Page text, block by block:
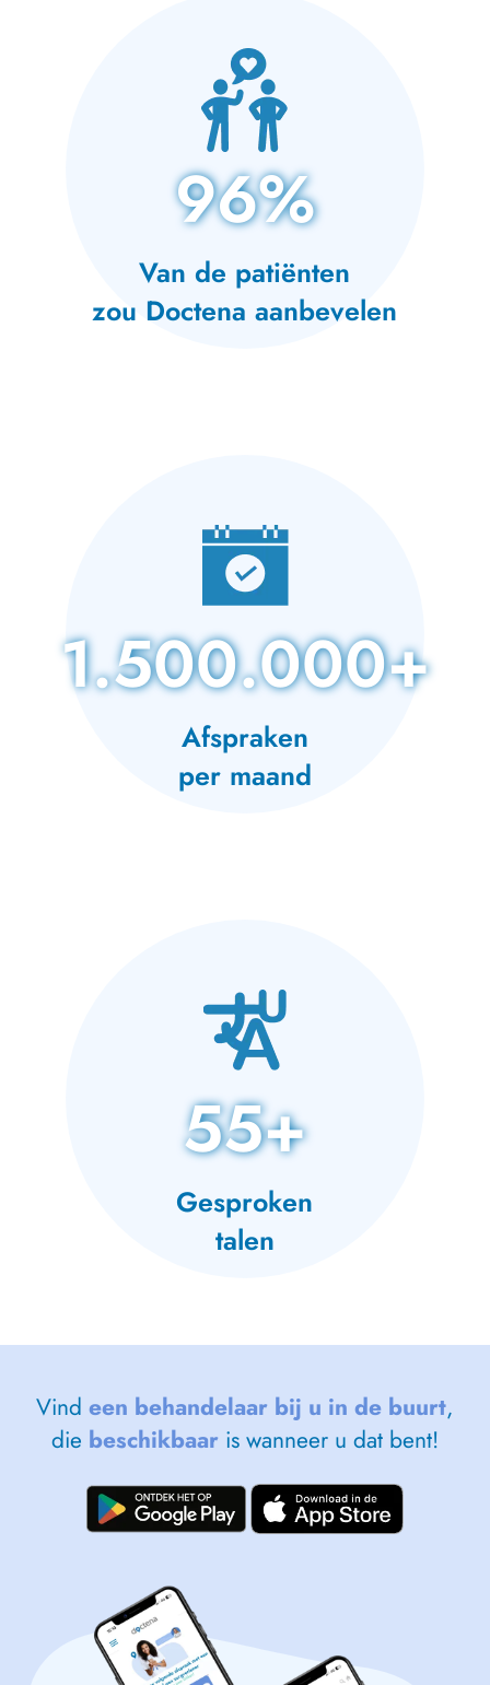
96%
Van de patiënten
zou Doctena aanbevelen
1.500.000+
Afspraken
per maand
55+
Gesproken
talen
Vindeen behandelaar bij u in de buurt,
die beschikbaaris wanneer u dat bent!